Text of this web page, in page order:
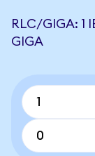
RLC/GIGA: 1
GIGA